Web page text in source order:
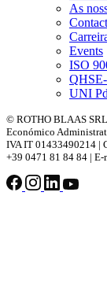
As
Events
ISO
UNI
© ROTHO BLAAS
Económico
IVA IT 01433490214 |
+39 0471 81 84 84 | E-